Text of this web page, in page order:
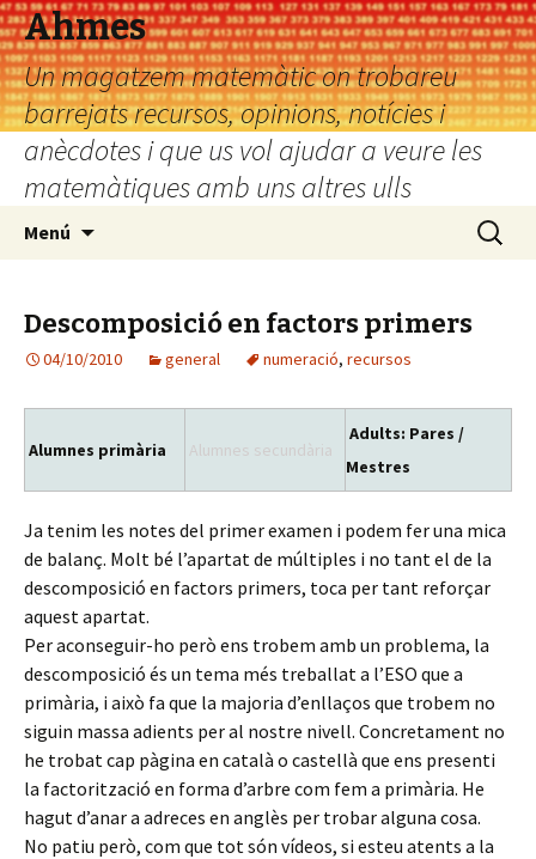
Ahmes
Un magatzem matemàtic on trobareu
barrejats recursos, opinions, notícies i
anècdotes i que us vol ajudar a veure les
matemàtiques amb uns altres ulls
Menú Cerca:
Descomposició en factors primers
04/10/2010 general numeració, recursos
Alumnes primària Alumnes secundària
Adults: Pares /
Mestres
Ja tenim les notes del primer examen i podem fer una mica
de balanç. Molt bé l’apartat de múltiples i no tant el de la
descomposició en factors primers, toca per tant reforçar
aquest apartat.
Per aconseguir-ho però ens trobem amb un problema, la
descomposició és un tema més treballat a l’ESO que a
primària, i això fa que la majoria d’enllaços que trobem no
siguin massa adients per al nostre nivell. Concretament no
he trobat cap pàgina en català o castellà que ens presenti
la factorització en forma d’arbre com fem a primària. He
hagut d’anar a adreces en anglès per trobar alguna cosa.
No patiu però, com que tot són vídeos, si esteu atents a la